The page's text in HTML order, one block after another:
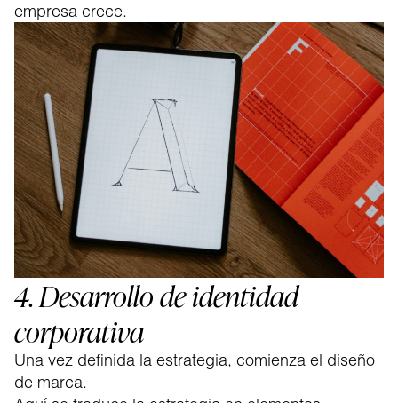
empresa crece.
4. Desarrollo de identidad
corporativa
Una vez definida la estrategia, comienza el diseño
de marca.